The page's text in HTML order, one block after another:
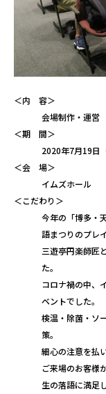
＜内 容＞
会場制作・運営
＜期 間＞
2020年7月19日
＜会 場＞
イムズホール
＜こだわり＞
今年の「博多・
語まつりのプレ
三遊亭円楽師匠
た。
コロナ禍の中、
ベントでした。
検温・除菌・ソ
策。
細心の注意を払
ご来場のお客様
生の落語に満足